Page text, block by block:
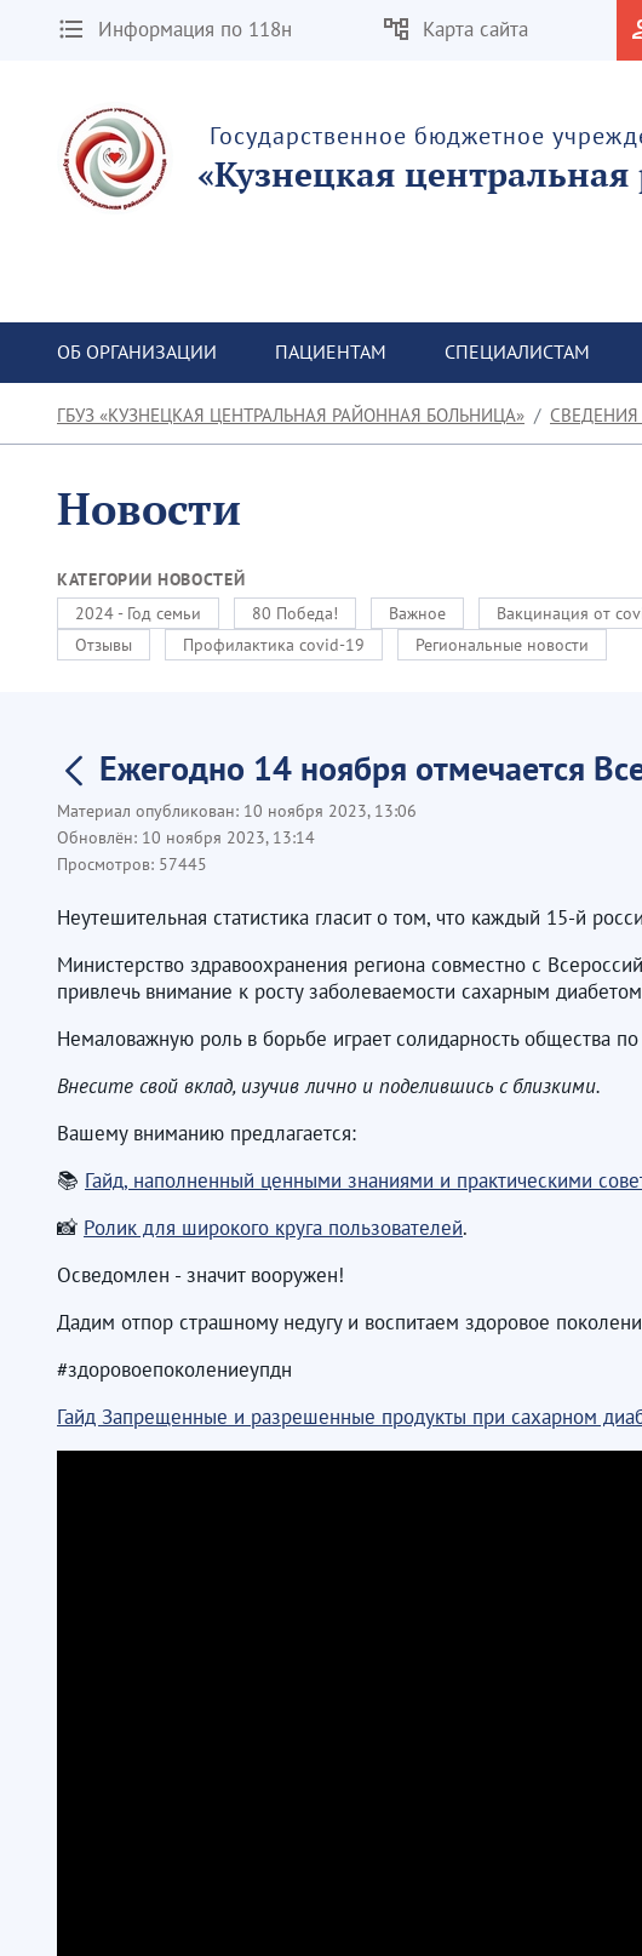
Информация по 118н Карта сайта
Государственное бюджетное
«Кузнецкая
ОБ ОРГАНИЗАЦИИ ПАЦИЕНТАМ СПЕЦИАЛИСТАМ
ГБУЗ «КУЗНЕЦКАЯ ЦЕНТРАЛЬНАЯ РАЙОННАЯ БОЛЬНИЦА»
Новости
КАТЕГОРИИ НОВОСТЕЙ
2024 - Год семьи
80 Победа! Важное Вакцинация от
Отзывы
Профилактика covid-19 Региональные новости
Ежегодно 14 ноября отмечается
Материал опубликован: 10 ноября 2023, 13:06
Обновлён: 10 ноября 2023, 13:14
Просмотров: 57445
Неутешительная статистика гласит о том, что каждый 15-й
Министерство здравоохранения региона совместно с
привлечь внимание к росту заболеваемости сахарным
Немаловажную роль в борьбе играет солидарность общества
Внесите свой вклад, изучив лично и поделившись с близкими.
Вашему вниманию предлагается:
📚 Гайд, наполненный ценными знаниями и практическими
📸 Ролик для широкого круга пользователей.
Осведомлен - значит вооружен!
Дадим отпор страшному недугу и воспитаем здоровое
#здоровоепоколениеупдн
Гайд Запрещенные и разрешенные продукты при сахарном